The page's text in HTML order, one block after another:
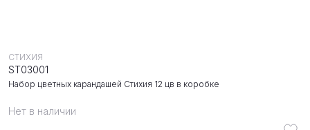
Нет в наличии
Набор цветных карандашей Стихия 12 цв в коробке
СТИХИЯ
ST03001